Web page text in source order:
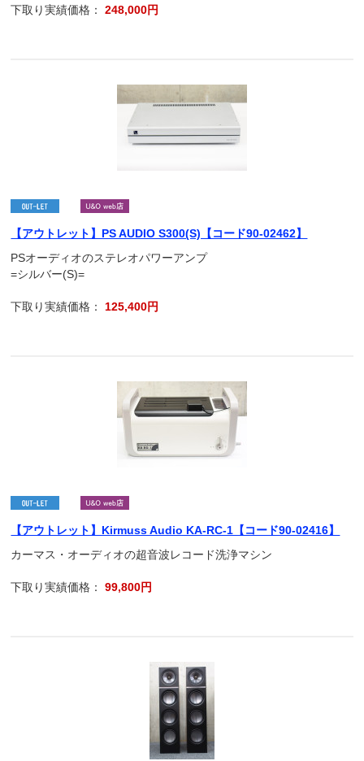
下取り実績価格：248,000円
【アウトレット】PS AUDIO S300(S)【コード90-02462】
PSオーディオのステレオパワーアンプ
=シルバー(S)=
下取り実績価格： 125,400円
【アウトレット】Kirmuss Audio KA-RC-1【コード90-02416】
カーマス・オーディオの超音波レコード洗浄マシン
下取り実績価格：99,800円